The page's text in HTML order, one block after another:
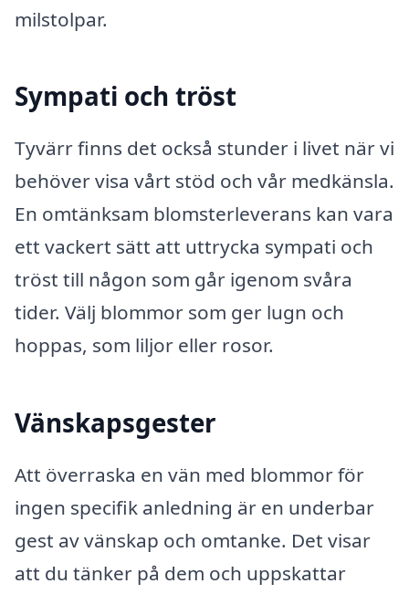
milstolpar.
Sympati och tröst
Tyvärr finns det också stunder i livet när vi
behöver visa vårt stöd och vår medkänsla.
En omtänksam blomsterleverans kan vara
ett vackert sätt att uttrycka sympati och
tröst till någon som går igenom svåra
tider. Välj blommor som ger lugn och
hoppas, som liljor eller rosor.
Vänskapsgester
Att överraska en vän med blommor för
ingen specifik anledning är en underbar
gest av vänskap och omtanke. Det visar
att du tänker på dem och uppskattar